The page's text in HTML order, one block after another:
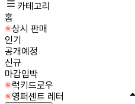
카테고리
홈
상시 판매
인기
공개예정
신규
마감임박
럭키드로우
영퍼센트 레터